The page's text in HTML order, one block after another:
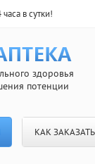
в сутки!
здоровья
потенции
КАК ЗАКАЗАТЬ